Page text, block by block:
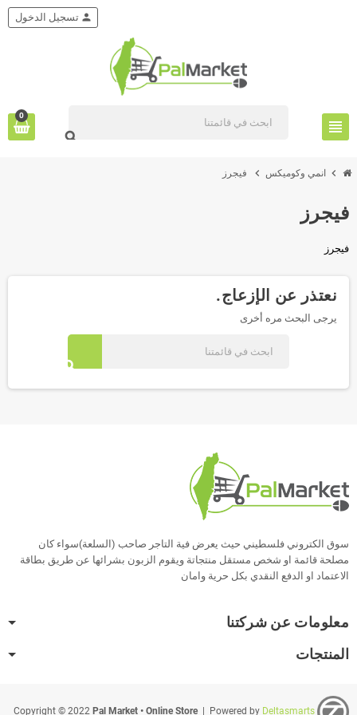
view_headline
search
person تسجيل الدخول
0
chevron_right انمي وكوميكس chevron_right فيجرز
فيجرز
فيجرز
نعتذر عن الإزعاج.
يرجى البحث مره أخرى
search
سوق الكتروني فلسطيني حيث يعرض فية التاجر صاحب (السلعة)سواء كان
مصلحة قائمة او شخص مستقل منتجاتة ويقوم الزبون بشرائها عن طريق بطاقة
الاعتماد او الدفع النقدي بكل حرية وامان
معلومات عن شركتنا
المنتجات
Pal Market • Online Store| Powered by Deltasmarts